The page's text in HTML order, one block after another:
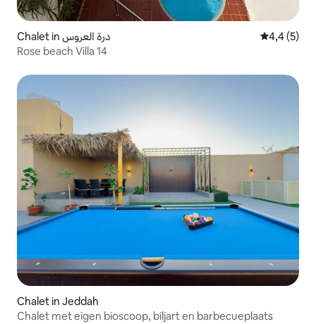
Chalet in درة العروس
4,4 (5)
Rose beach Villa 14
Chalet in Jeddah
Chalet met eigen bioscoop, biljart en barbecueplaats